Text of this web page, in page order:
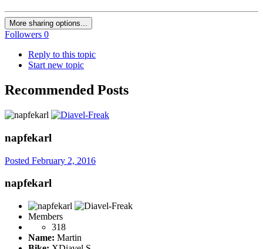
More sharing options...
Followers 0
Reply to this topic
Start new topic
Recommended Posts
napfekarl
Posted February 2, 2016
napfekarl
Members
318
Name: Martin